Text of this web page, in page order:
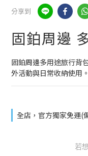
分享到
固鉑周邊
固鉑周邊多用途旅行背
外活動與日常收納使用。
全店，官方獨家免運(
若